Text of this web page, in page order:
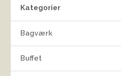
Kategorier
Bagværk
Buffet